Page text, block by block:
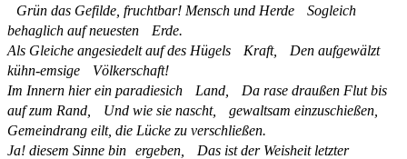
Grün das Gefilde, fruchtbar! Mensch und Herde Sogleich
behaglich auf neuesten Erde.
Als Gleiche angesiedelt auf des Hügels Kraft, Den aufgewälzt
kühn-emsige Völkerschaft!
Im Innern hier ein paradiesich Land, Da rase draußen Flut bis
auf zum Rand, Und wie sie nascht, gewaltsam einzuschießen,
Gemeindrang eilt, die Lücke zu verschließen.
Ja! diesem Sinne bin ergeben, Das ist der Weisheit letzter